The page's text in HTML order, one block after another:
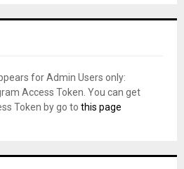
for Admin Users only:
Access Token. You can get
Token by go to this page